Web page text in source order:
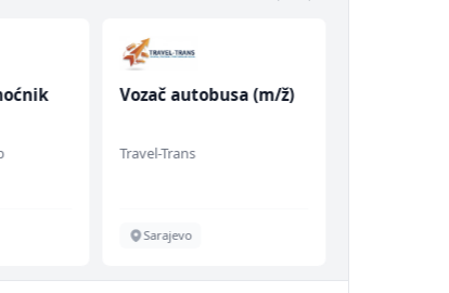
Vozač autobusa (m/ž)
Travel-Trans
Sarajevo